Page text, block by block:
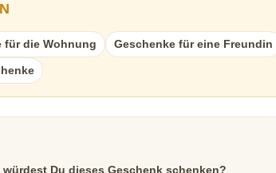
für die Wohnung Geschenke für eine Freundin
Du dieses Geschenk schenken?